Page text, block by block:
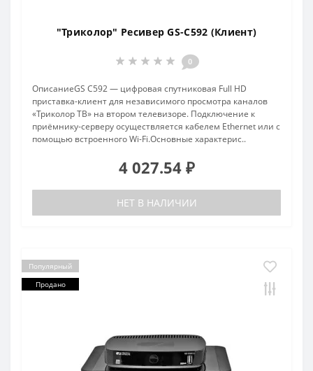
"Триколор" Ресивер GS-C592 (Клиент)
0
ОписаниеGS C592 — цифровая спутниковая Full HD
приставка-клиент для независимого просмотра каналов
«Триколор ТВ» на втором телевизоре. Подключение к
приёмнику-серверу осуществляется кабелем Ethernet или с
помощью встроенного Wi-Fi.Основные характерис..
4 027.54 ₽
НЕТ В НАЛИЧИИ
Популярный
Продано